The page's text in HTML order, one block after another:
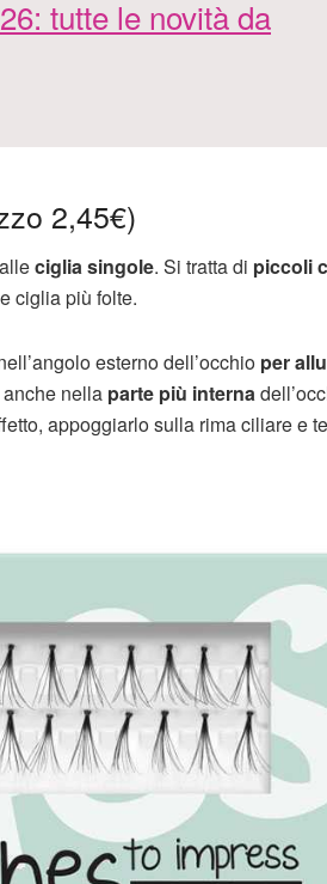
tutte le novità da
2,45€)
ciglia singole. Si tratta di piccoli
ciglia più folte.
esterno dell’occhio per
nella parte più interna
appoggiarlo sulla rima ciliare e